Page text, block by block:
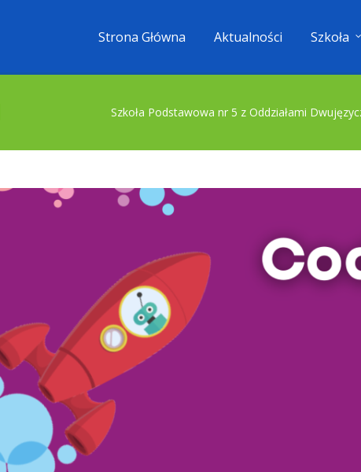
Strona Główna Aktualności Szkoła
Szkoła Podstawowa nr 5 z Oddziałami